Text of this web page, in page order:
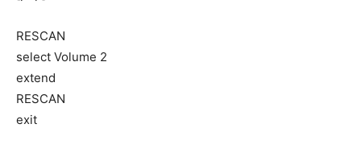
RESCAN
select Volume 2
extend
RESCAN
exit